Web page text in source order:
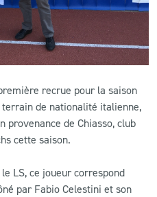
recrue pour la saison
de nationalité italienne,
provenance de Chiasso, club
cette saison.
LS, ce joueur correspond
par Fabio Celestini et son